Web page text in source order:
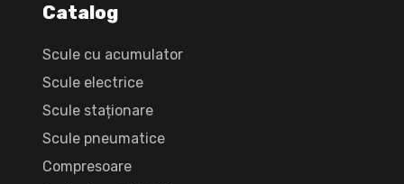
Catalog
Scule cu acumulator
Scule electrice
Scule staționare
Scule pneumatice
Compresoare